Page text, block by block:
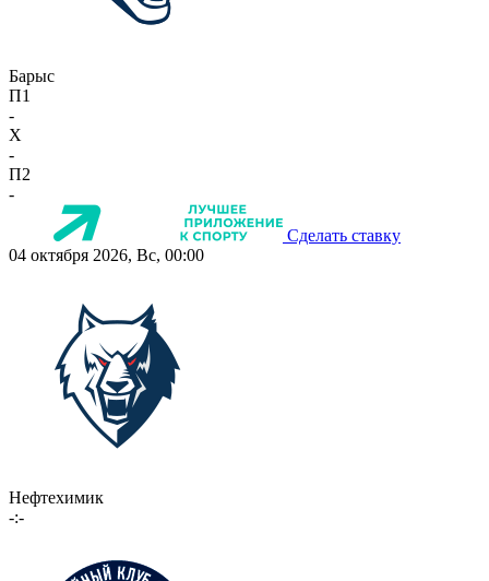
Барыс
П1
-
X
-
П2
-
Сделать ставку
04 октября 2026, Вс, 00:00
Нефтехимик
-:-